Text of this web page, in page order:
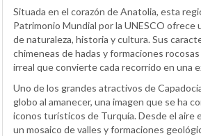
Situada en el corazón de Anatolia, esta
Patrimonio Mundial por la UNESCO ofrece
de naturaleza, historia y cultura. Sus
chimeneas de hadas y formaciones
irreal que convierte cada recorrido en una
Uno de los grandes atractivos de
globo al amanecer, una imagen que se ha
iconos turísticos de Turquía. Desde el aire
un mosaico de valles y formaciones